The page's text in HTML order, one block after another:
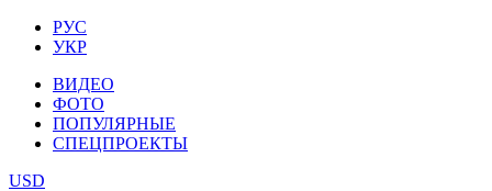
РУС
УКР
ВИДЕО
ФОТО
ПОПУЛЯРНЫЕ
СПЕЦПРОЕКТЫ
USD